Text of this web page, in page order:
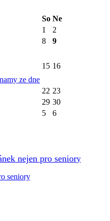
So Ne
1
2
8 9
ze dne
15 16
22 23
29 30
5 6
nejen pro seniory